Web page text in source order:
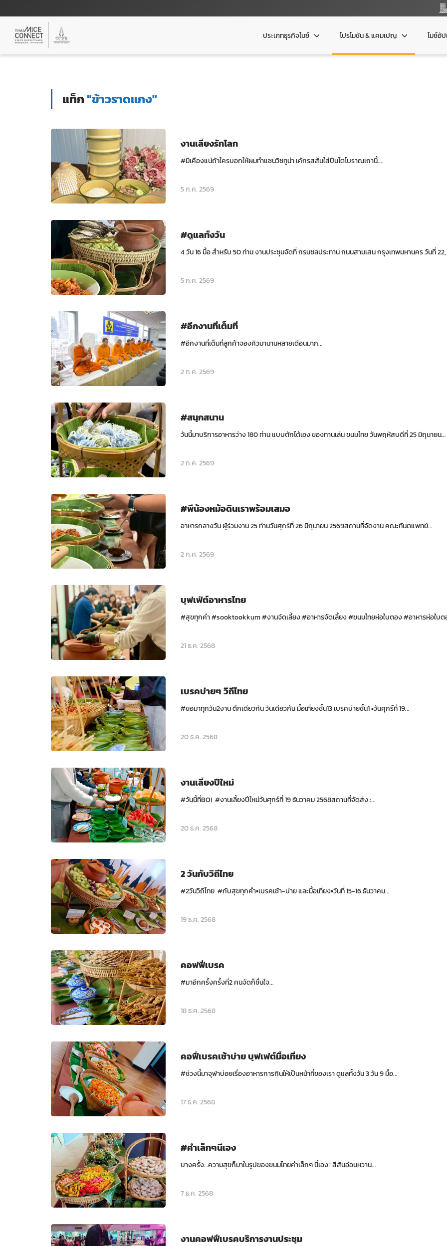
ประเภทธุรกิจไมซ์ โปรโมชัน & แคมเปญ ไมซ์อั
แท็ก"ข้าวราดแกง"
งานเลี้ยงรักโลก
#มีเคืองแน่ถ้าใครบอกให้ผมทำแซนวิชทูน่า เค้กรสส้มใส่ปิ่นโตโบราณเถานี้....
5 ก.ค. 2569
#ดูแลทั้งวัน
4 วัน 16 มื้อ สำหรับ 50 ท่าน งานประชุมจัดที่ กรมชลประทาน ถนนสามเสน กรุงเทพมหานคร วันที่ 22,
5 ก.ค. 2569
#อีกงานที่เต็มที่
#อีกงานที่เต็มที่ลูกค้าจองคิวมานานหลายเดือนมาก...
2 ก.ค. 2569
#สนุกสนาน
วันนี้มาบริการอาหารว่าง 180 ท่าน แบบตักได้เอง ของทานเล่น ขนมไทย วันพฤหัสบดีที่ 25 มิถุนายน...
2 ก.ค. 2569
#พี่น้องหม้อดินเราพร้อมเสมอ
อาหารกลางวัน ผู้ร่วมงาน 25 ท่านวันศุกร์ที่ 26 มิถุนายน 2569สถานที่จัดงาน คณะทันตแพทย์...
2 ก.ค. 2569
บุฟเฟ่ต์อาหารไทย
#สุขทุกคำ #sooktookkum #งานจัดเลี้ยง #อาหารจัดเลี้ยง #ขนมไทยห่อใบตอง #อาหารห่อใบต
21 ธ.ค. 2568
เบรคบ่ายๆ วิถีไทย
#ขอมาทุกวัน2งาน ตึกเดียวกัน วันเดียวกัน มื้อเที่ยงชั้น13 เบรคบ่ายชั้น1 ▪️วันศุกร์ที่ 19...
20 ธ.ค. 2568
งานเลี้ยงปีใหม่
#วันนี้ที่BOI #งานเลี้ยงปีใหม่วันศุกร์ที่ 19 ธันวาคม 2568สถานที่จัดส่ง :...
20 ธ.ค. 2568
2 วันกับวิถีไทย
#2วันวิถีไทย #กับสุขทุกคำ▪️เบรคเช้า-บ่าย และมื้อเที่ยง▪️วันที่ 15-16 ธันวาคม...
19 ธ.ค. 2568
คอฟฟี่เบรค
#มาอีกครั้งครั้งที่2 คนจัดก็ชื่นใจ...
18 ธ.ค. 2568
คอฟี่เบรคเช้าบ่าย บุฟเฟต์มื้อเที่ยง
#ช่วงนี้มาจุฬาบ่อยเรื่องอาหารการกินให้เป็นหน้าที่ของเรา ดูแลทั้งวัน 3 วัน 9 มื้อ...
17 ธ.ค. 2568
#คำเล็กๆนี่เอง
บางครั้ง…ความสุขก็มาในรูปของขนมไทยคำเล็กๆ นี่เอง” สีสันอ่อนหวาน...
7 ธ.ค. 2568
งานคอฟฟี่เบรคบริการงานประชุม